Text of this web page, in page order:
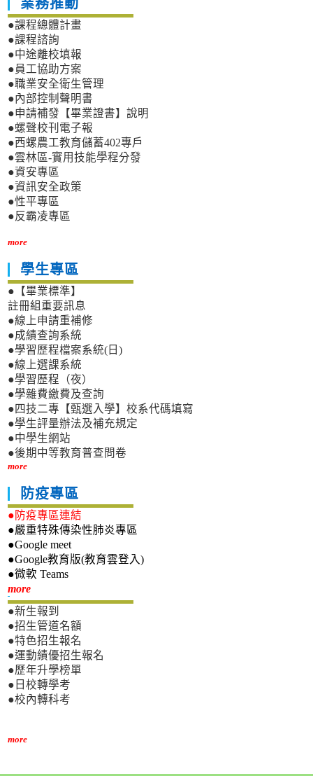
業務推動
●課程總體計畫
●課程諮詢
●中途離校填報
●員工協助方案
●職業安全衛生管理
●內部控制聲明書
●申請補發【畢業證書】說明
●螺聲校刊電子報
●西螺農工教育儲蓄402專戶
●雲林區-實用技能學程分發
●資安專區
●資訊安全政策
●性平專區
●反霸凌專區
more
學生專區
●【畢業標準】
註冊組重要訊息
●線上申請重補修
●成績查詢系統
●學習歷程檔案系統(日)
●線上選課系統
●學習歷程（夜）
●學雜費繳費及查詢
●四技二專【甄選入學】校系代碼填寫
●學生評量辦法及補充規定
●中學生網站
●後期中等教育普查問卷
more
防疫專區
●防疫專區連結
●嚴重特殊傳染性肺炎專區
●Google meet
●Google教育版(教育雲登入)
●微軟 Teams
more新生專區
●新生報到
●招生管道名額
●特色招生報名
●運動績優招生報名
●歷年升學榜單
●日校轉學考
●校內轉科考
more